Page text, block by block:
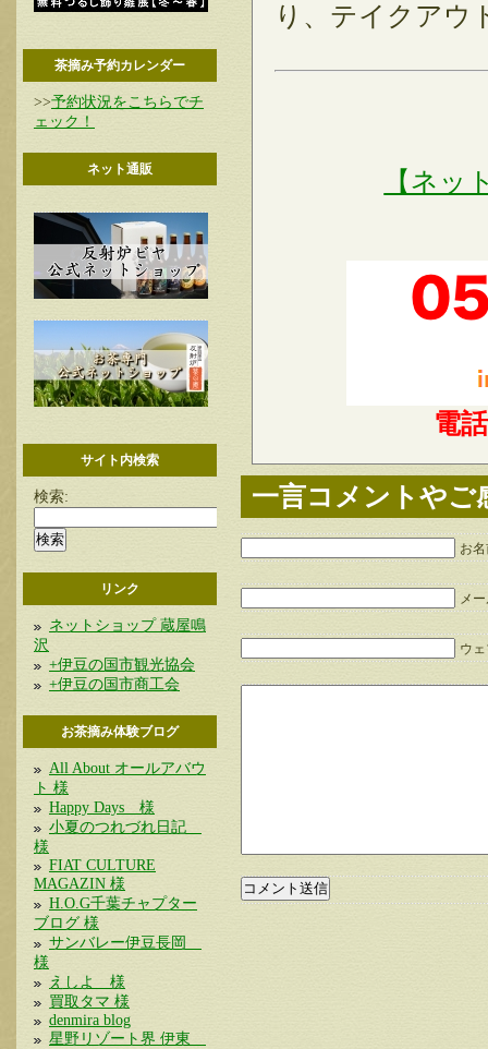
茶摘み予約カレンダー
>>予約状況をこちらでチ
ェック！
ネット通販
サイト内検索
検索:
リンク
ネットショップ 蔵屋鳴
沢
+伊豆の国市観光協会
+伊豆の国市商工会
お茶摘み体験ブログ
All About オールアバウ
ト 様
Happy Days 様
小夏のつれづれ日記
様
FIAT CULTURE
MAGAZIN 様
H.O.G千葉チャプター
ブログ 様
サンバレー伊豆長岡
様
えしよ 様
買取タマ 様
denmira blog
星野リゾート界 伊東
り、テイクアウ
【ネッ
電話
一言コメントやご
お
メ
ウ